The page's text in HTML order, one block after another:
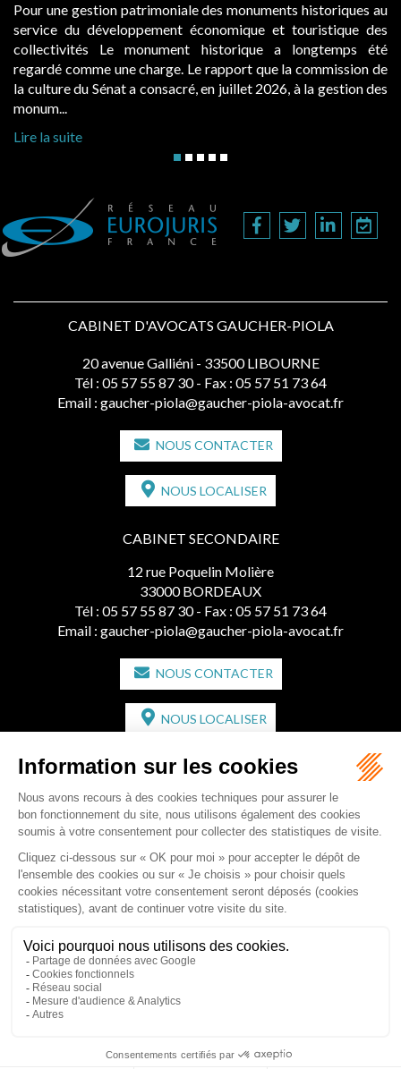
au
des
été
de
gestion des
Evocatrices des bains de mer, les cabanes de
également un beau sujet domanial. Installées sur
public, elles donnent lieu au paiement d’une
d’occupation. Saisies par des occupants
CABINET D'AVOCATS GAUCHER-PIOLA
20 avenue Galliéni - 33500 LIBOURNE
Tél : 05 57 55 87 30 - Fax : 05 57 51 73 64
Email : gaucher-piola@gaucher-piola-avocat.fr
NOUS CONTACTER
NOUS LOCALISER
CABINET SECONDAIRE
12 rue Poquelin Molière
33000 BORDEAUX
Tél : 05 57 55 87 30 - Fax : 05 57 51 73 64
Email : gaucher-piola@gaucher-piola-avocat.fr
NOUS CONTACTER
NOUS LOCALISER
CABINET SECONDAIRE
2 bis Avenue de l'Europe
33350 ST MAGNE-DE-CASTILLON
Tél :05 57 55 87 30 - Fax : 05 57 51 73 64
Email :gaucher-piola@gaucher-piola-avocat.fr
NOUS CONTACTER
NOUS LOCALISER
Honoraires Plan du site Mentions légales